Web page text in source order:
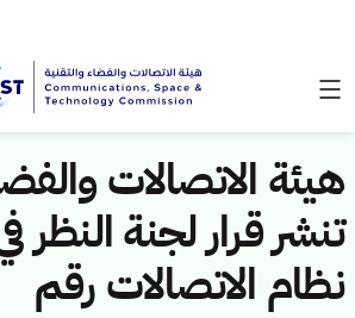
هيئة الاتصالات
تنشر قرار لجنة النظر
نظام الاتصالات رقم